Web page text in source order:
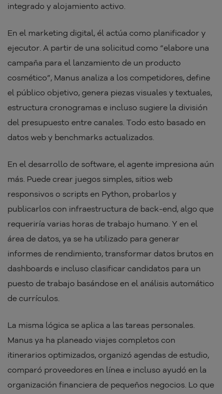
integrado y alojamiento activo.
En el marketing digital, él actúa como planificador y
ejecutor. A partir de una solicitud como “elabore una
campaña para el lanzamiento de un producto
cosmético”, Manus analiza a los competidores, define
el público objetivo, genera piezas visuales y textuales,
estructura cronogramas e incluso sugiere la división
del presupuesto entre canales. Todo esto basado en
datos web y benchmarks actualizados.
En el desarrollo de software, el agente impresiona aún
más. Puede crear juegos simples, sitios web
responsivos o scripts en Python, probarlos y
publicarlos con infraestructura de back-end, algo que
requeriría varias horas de trabajo humano. Y en el
área de datos, ya se ha utilizado para generar
informes de rendimiento, transformar datos brutos en
dashboards e incluso clasificar candidatos para un
puesto de trabajo basándose en el análisis automático
de currículos.
La misma lógica se aplica a las tareas personales.
Manus ya ha planeado viajes completos con
itinerarios optimizados, organizó agendas de estudio,
comparó proveedores en línea e incluso ayudó en la
organización financiera de pequeños negocios. Lo que